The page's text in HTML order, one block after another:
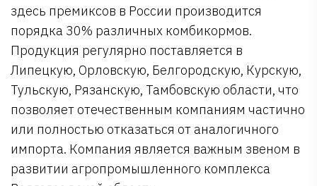
здесь премиксов в России производится
порядка 30% различных комбикормов.
Продукция регулярно поставляется в
Липецкую, Орловскую, Белгородскую, Курскую,
Тульскую, Рязанскую, Тамбовскую области, что
позволяет отечественным компаниям частично
или полностью отказаться от аналогичного
импорта. Компания является важным звеном в
развитии агропромышленного комплекса